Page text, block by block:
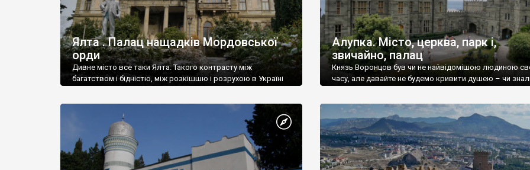
Ялта . Палац нащадків Мордовської
орди
Дивне місто все таки Ялта. Такого контрасту між
багатством і бідністю, між розкішшю і розрухою в Україні
Алупка. Місто, церква, парк і,
звичайно, палац
Князь Воронцов був чи не найвідомішою людиною
часу, але давайте не будемо кривити душею – чи